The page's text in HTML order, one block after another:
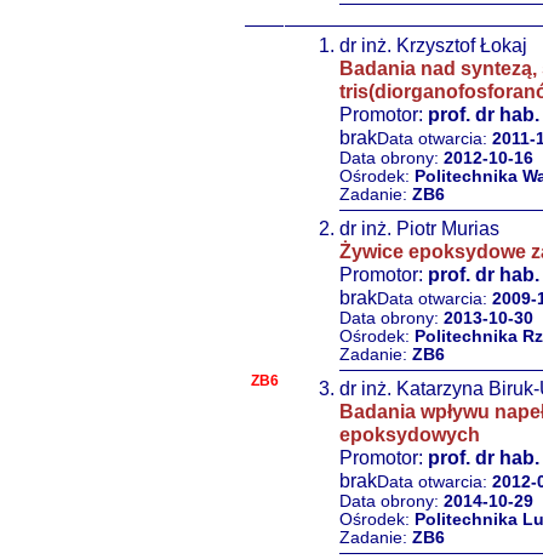
ZB6
dr inż. Krzysztof Łokaj
Badania nad
Promotor: prof. dr
brakData otwarcia: 2011-
Data obrony: 2012-10-16
Ośrodek: Politechnika
Zadanie: ZB6
dr inż. Piotr Murias
Żywice epoksydowe
Promotor: prof. dr
brakData otwarcia: 2009-
Data obrony: 2013-10-30
Ośrodek: Politechnika
Zadanie: ZB6
dr inż. Katarzyna
Badania wpływu
epoksydowych
Promotor: prof. dr
brakData otwarcia: 2012-
Data obrony: 2014-10-29
Ośrodek: Politechnika
Zadanie: ZB6